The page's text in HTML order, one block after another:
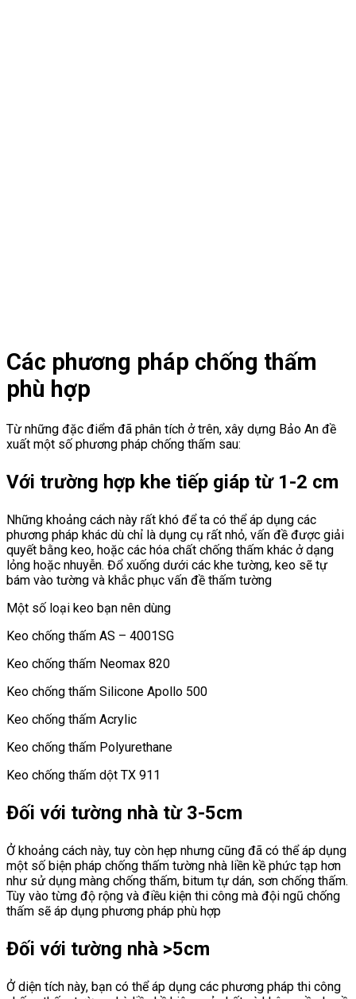
Các phương pháp chống thấm
phù hợp
Từ những đặc điểm đã phân tích ở trên, xây dựng Bảo An đề
xuất một số phương pháp chống thấm sau:
Với trường hợp khe tiếp giáp từ 1-2 cm
Những khoảng cách này rất khó để ta có thể áp dụng các
phương pháp khác dù chỉ là dụng cụ rất nhỏ, vấn đề được giải
quyết bằng keo, hoặc các hóa chất chống thấm khác ở dạng
lỏng hoặc nhuyễn. Đổ xuống dưới các khe tường, keo sẽ tự
bám vào tường và khắc phục vấn đề thấm tường
Một số loại keo bạn nên dùng
Keo chống thấm AS – 4001SG
Keo chống thấm Neomax 820
Keo chống thấm Silicone Apollo 500
Keo chống thấm Acrylic
Keo chống thấm Polyurethane
Keo chống thấm dột TX 911
Đối với tường nhà từ 3-5cm
Ở khoảng cách này, tuy còn hẹp nhưng cũng đã có thể áp dụng
một số biện pháp chống thấm tường nhà liền kề phức tạp hơn
như sử dụng màng chống thấm, bitum tự dán, sơn chống thấm.
Tùy vào từng độ rộng và điều kiện thi công mà đội ngũ chống
thấm sẽ áp dụng phương pháp phù hợp
Đối với tường nhà >5cm
Ở diện tích này, bạn có thể áp dụng các phương pháp thi công